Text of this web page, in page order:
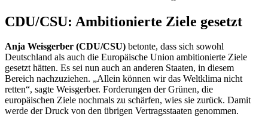
CDU/CSU: Ambitionierte Ziele gesetzt
Anja Weisgerber (CDU/CSU) betonte, dass sich sowohl
Deutschland als auch die Europäische Union ambitionierte Ziele
gesetzt hätten. Es sei nun auch an anderen Staaten, in diesem
Bereich nachzuziehen. „Allein können wir das Weltklima nicht
retten“, sagte Weisgerber. Forderungen der Grünen, die
europäischen Ziele nochmals zu schärfen, wies sie zurück. Damit
werde der Druck von den übrigen Vertragsstaaten genommen.